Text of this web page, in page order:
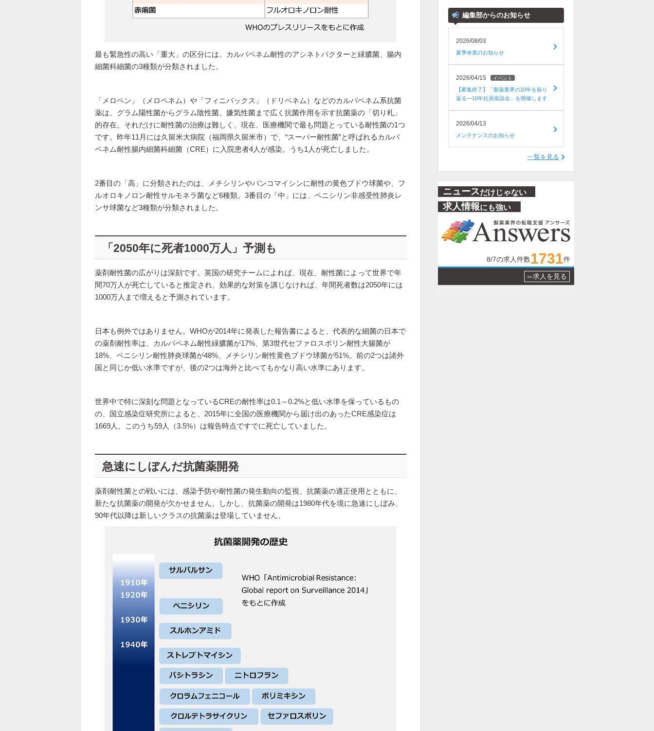
最も緊急性の高い「重大」の区分には、カルバペネム耐性のアシネトバクターと緑膿菌、腸内
細菌科細菌の3種類が分類されました。
「メロペン」（メロペネム）や「フィニバックス」（ドリペネム）などのカルバペネム系抗菌
薬は、グラム陽性菌からグラム陰性菌、嫌気性菌まで広く抗菌作用を示す抗菌薬の「切り札」
的存在。それだけに耐性菌の治療は難しく、現在、医療機関で最も問題とっている耐性菌の1つ
です。昨年11月には久留米大病院（福岡県久留米市）で、“スーパー耐性菌”と呼ばれるカルバ
ペネム耐性腸内細菌科細菌（CRE）に入院患者4人が感染。うち1人が死亡しました。
2番目の「高」に分類されたのは、メチシリンやバンコマイシンに耐性の黄色ブドウ球菌や、フ
ルオロキノロン耐性サルモネラ菌など6種類。3番目の「中」には、ペニシリン非感受性肺炎レ
ンサ球菌など3種類が分類されました。
「2050年に死者1000万人」予測も
薬剤耐性菌の広がりは深刻です。英国の研究チームによれば、現在、耐性菌によって世界で年
間70万人が死亡していると推定され、効果的な対策を講じなければ、年間死者数は2050年には
1000万人まで増えると予測されています。
日本も例外ではありません。WHOが2014年に発表した報告書によると、代表的な細菌の日本で
の薬剤耐性率は、カルバペネム耐性緑膿菌が17%、第3世代セファロスポリン耐性大腸菌が
18%、ペニシリン耐性肺炎球菌が48%、メチシリン耐性黄色ブドウ球菌が51%。前の2つは諸外
国と同じか低い水準ですが、後の2つは海外と比べてもかなり高い水準にあります。
世界中で特に深刻な問題となっているCREの耐性率は0.1～0.2%と低い水準を保っているもの
の、国立感染症研究所によると、2015年に全国の医療機関から届け出のあったCRE感染症は
1669人。このうち59人（3.5%）は報告時点ですでに死亡していました。
急速にしぼんだ抗菌薬開発
薬剤耐性菌との戦いには、感染予防や耐性菌の発生動向の監視、抗菌薬の適正使用とともに、
新たな抗菌薬の開発が欠かせません。しかし、抗菌薬の開発は1980年代を境に急速にしぼみ、
90年代以降は新しいクラスの抗菌薬は登場していません。
編集部からのお知らせ
2026/08/03
夏季休業のお知らせ
2026/04/15 イベント
【募集終了】「製薬業界の10年を振り
返る―10年社員座談会」を開催します
2026/04/13
メンテナンスのお知らせ
一覧を見る
ニュースだけじゃない
求人情報にも強い
8/7の求人件数1731件
>> 求人を見る